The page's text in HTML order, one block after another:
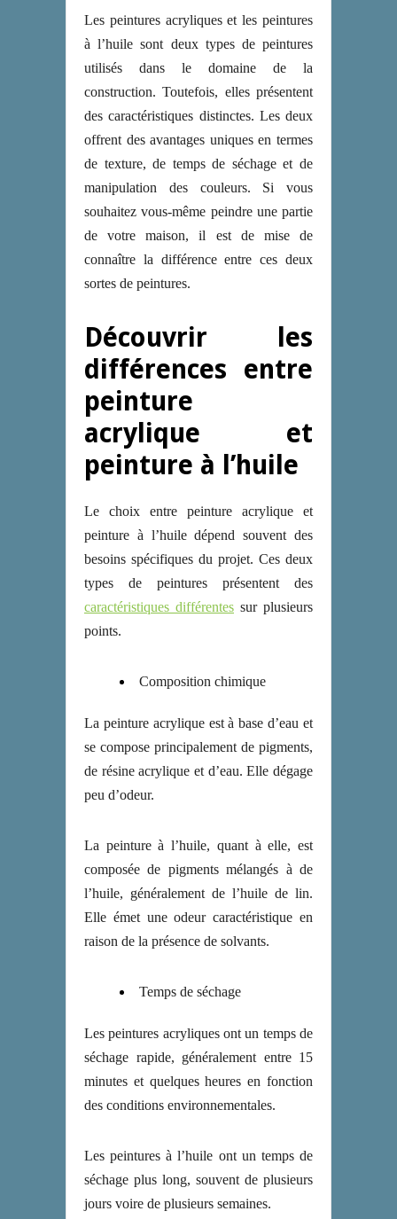
Les peintures acryliques et les peintures
à l’huile sont deux types de peintures
utilisés dans le domaine de la
construction. Toutefois, elles présentent
des caractéristiques distinctes. Les deux
offrent des avantages uniques en termes
de texture, de temps de séchage et de
manipulation des couleurs. Si vous
souhaitez vous-même peindre une partie
de votre maison, il est de mise de
connaître la différence entre ces deux
sortes de peintures.
Découvrir les
différences entre
peinture
acrylique et
peinture à l’huile
Le choix entre peinture acrylique et
peinture à l’huile dépend souvent des
besoins spécifiques du projet. Ces deux
types de peintures présentent des
caractéristiques différentes sur plusieurs
points.
Composition chimique
La peinture acrylique est à base d’eau et
se compose principalement de pigments,
de résine acrylique et d’eau. Elle dégage
peu d’odeur.
La peinture à l’huile, quant à elle, est
composée de pigments mélangés à de
l’huile, généralement de l’huile de lin.
Elle émet une odeur caractéristique en
raison de la présence de solvants.
Temps de séchage
Les peintures acryliques ont un temps de
séchage rapide, généralement entre 15
minutes et quelques heures en fonction
des conditions environnementales.
Les peintures à l’huile ont un temps de
séchage plus long, souvent de plusieurs
jours voire de plusieurs semaines.